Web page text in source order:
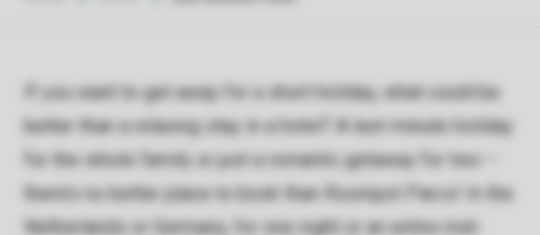
If you want to get away for a short holiday, what could be
better than a relaxing stay in a hotel? A last-minute holiday
for the whole family or just a romantic getaway for two –
there’s no better place to book than Roompot Parcs! In the
Netherlands or Germany, for one night or an entire mid-